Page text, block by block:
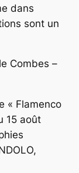
dans
sont un
Combes –
« Flamenco
15 août